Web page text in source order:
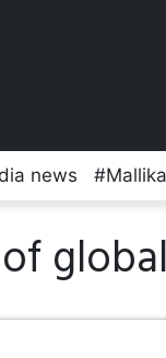
news
global